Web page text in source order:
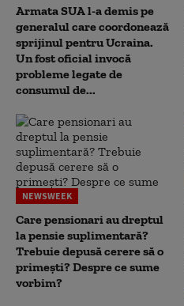
Armata SUA l-a demis pe
generalul care coordonează
sprijinul pentru Ucraina.
Un fost oficial invocă
probleme legate de
consumul de...
NEWSWEEK
Care pensionari au dreptul
la pensie suplimentară?
Trebuie depusă cerere să o
primești? Despre ce sume
vorbim?